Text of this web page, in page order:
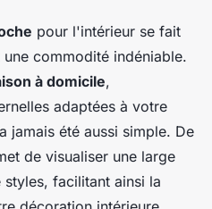
pour l'intérieur se fait
commodité indéniable.
à domicile,
adaptées à votre
jamais été aussi simple. De
de visualiser une large
facilitant ainsi la